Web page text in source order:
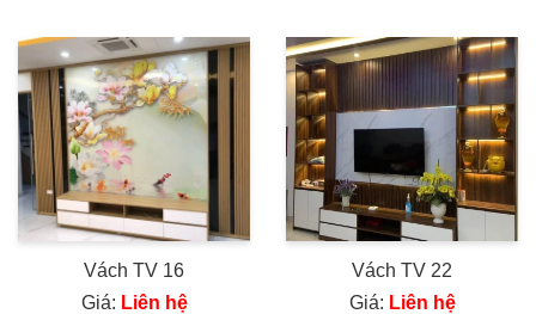
Vách TV 16
Giá: Liên hệ
Vách TV 22
Giá: Liên hệ